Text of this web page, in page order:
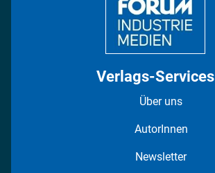
Verlags-Services
Über uns
AutorInnen
Newsletter